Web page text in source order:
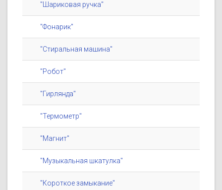
"Шариковая ручка"
"Фонарик"
"Стиральная машина"
"Робот"
"Гирлянда"
"Термометр"
"Магнит"
"Музыкальная шкатулка"
"Короткое замыкание"